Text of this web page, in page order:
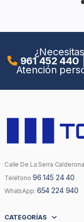
961 452 440
Atención
Calle De La Serra
Teléfono 96 145 24 40
WhatsApp: 654 224 940
CATEGORÍAS